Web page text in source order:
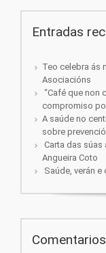
Entradas
Teo celebra ás
Asociacións
“Café que non
compromiso
A saúde no
sobre
Carta das súas
Angueira Coto
Saúde, verán